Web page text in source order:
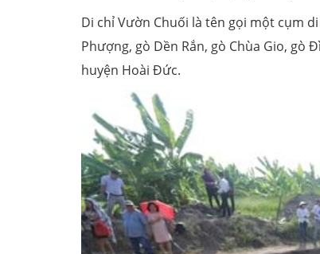
Di chỉ Vườn Chuối là tên gọi một cụm
Phượng, gò Dền Rắn, gò Chùa Gio, gò
huyện Hoài Đức.